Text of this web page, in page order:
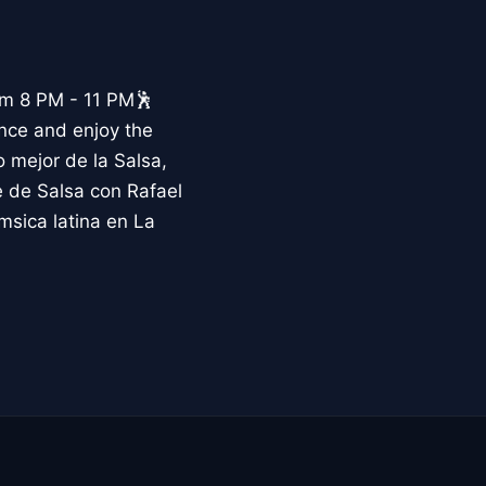
8 PM - 11 PM🕺
and enjoy the
mejor de la Salsa,
Salsa con Rafael
latina en La